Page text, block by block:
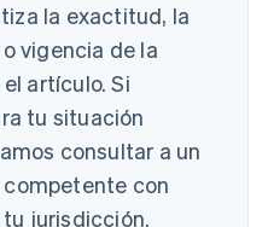
la exactitud, la
vigencia de la
artículo. Si
tu situación
consultar a un
con
jurisdicción.